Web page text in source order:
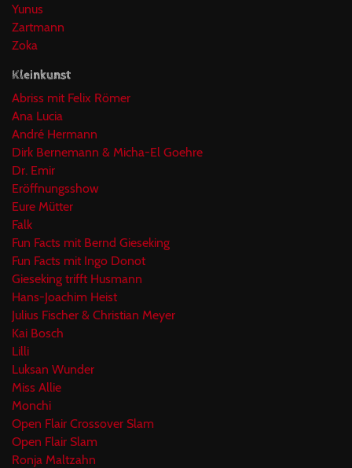
Yunus
Zartmann
Zoka
Kleinkunst
Abriss mit Felix Römer
Ana Lucia
André Hermann
Dirk Bernemann & Micha-El Goehre
Dr. Emir
Eröffnungsshow
Eure Mütter
Falk
Fun Facts mit Bernd Gieseking
Fun Facts mit Ingo Donot
Gieseking trifft Husmann
Hans-Joachim Heist
Julius Fischer & Christian Meyer
Kai Bosch
Lilli
Luksan Wunder
Miss Allie
Monchi
Open Flair Crossover Slam
Open Flair Slam
Ronja Maltzahn